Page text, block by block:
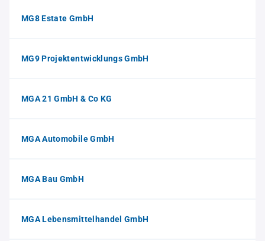
MG8 Estate GmbH
MG9 Projektentwicklungs GmbH
MGA 21 GmbH & Co KG
MGA Automobile GmbH
MGA Bau GmbH
MGA Lebensmittelhandel GmbH